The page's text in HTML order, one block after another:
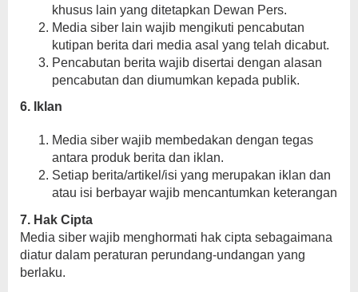
khusus lain yang ditetapkan Dewan Pers.
Media siber lain wajib mengikuti pencabutan
kutipan berita dari media asal yang telah dicabut.
Pencabutan berita wajib disertai dengan alasan
pencabutan dan diumumkan kepada publik.
6. Iklan
Media siber wajib membedakan dengan tegas
antara produk berita dan iklan.
Setiap berita/artikel/isi yang merupakan iklan dan
atau isi berbayar wajib mencantumkan keterangan
7. Hak Cipta
Media siber wajib menghormati hak cipta sebagaimana
diatur dalam peraturan perundang-undangan yang
berlaku.